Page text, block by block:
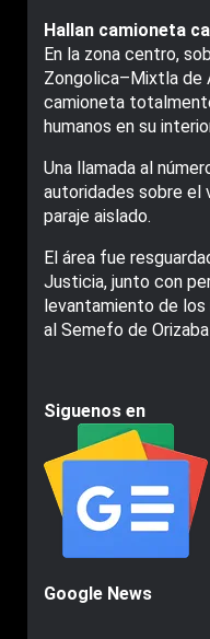
Hallan camioneta
En la zona centro,
Zongolica–Mixtla de
camioneta
humanos en su
Una llamada al
autoridades sobre el
paraje aislado.
El área fue
Justicia, junto con
levantamiento de
al Semefo de
Siguenos en
Google News